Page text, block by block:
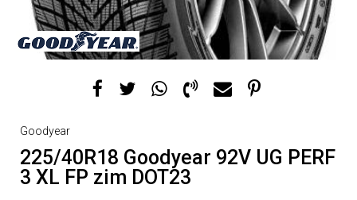
Goodyear
225/40R18 Goodyear 92V UG PERF
3 XL FP zim DOT23